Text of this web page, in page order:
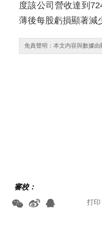
度該公司營收達到
薄後每股虧損顯著減
免責聲明：本文内容與數據由
審校：
打印